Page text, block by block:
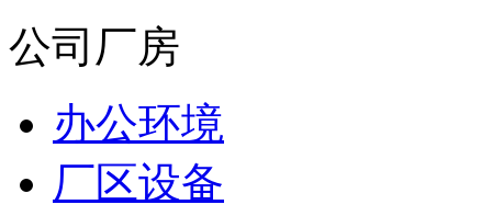
公司厂房
办公环境
厂区设备